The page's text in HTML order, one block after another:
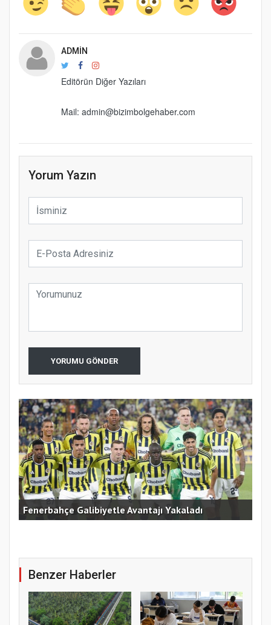
ADMIN
Editörün Diğer Yazıları
Mail: admin@bizimbolgehaber.com
Yorum Yazın
YORUMU GÖNDER
Fenerbahçe Galibiyetle Avantajı Yakaladı
Benzer Haberler